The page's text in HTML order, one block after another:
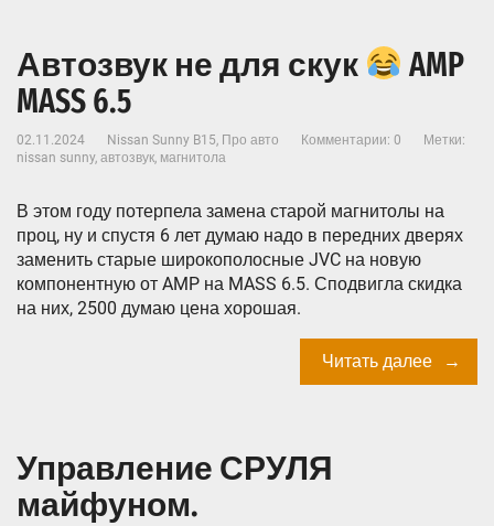
Автозвук не для скук
AMP
MASS 6.5
02.11.2024 Nissan Sunny B15, Про авто Комментарии: 0
Метки:
nissan sunny, автозвук, магнитола
В этом году потерпела замена старой магнитолы на
проц, ну и спустя 6 лет думаю надо в передних дверях
заменить старые широкополосные JVC на новую
компонентную от AMP на MASS 6.5. Сподвигла скидка
на них, 2500 думаю цена хорошая.
Читать далее
Управление СРУЛЯ
майфуном.